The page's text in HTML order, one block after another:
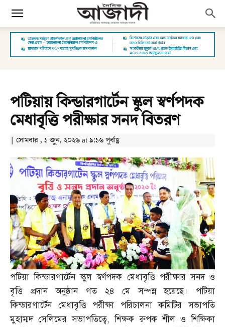
পটিয়ায় কিন্ডারগার্টেন স্কুল স্বর্ণপদক
মেধাবৃত্তি পরীক্ষার সনদ বিতরণ
| সোমবার , ১ জুন, ২০২৬ at ৯:১৬ পূর্বাহ্ণ
পটিয়া কিন্ডারগার্টেন স্কুল স্বর্ণপদক মেধাবৃত্তি পরীক্ষার সনদ ও
বৃত্তি প্রদান অনুষ্ঠান গত ২৪ মে সম্পন্ন হয়েছে। পটিয়া
কিন্ডারগার্টেন মেধাবৃত্তি পরীক্ষা পরিচালনা কমিটির সভাপতি
মুহাম্মদ সেলিমের সভাপতিত্বে,শিক্ষক রুপক শীল ও শিক্ষিকা